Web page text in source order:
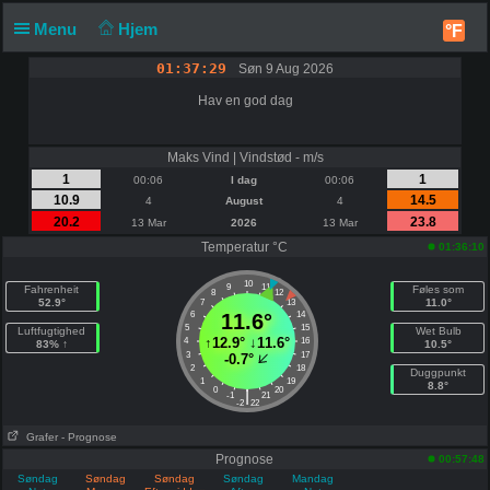
Menu Hjem °F
01:37:29 Søn 9 Aug 2026
Hav en god dag
Maks Vind | Vindstød - m/s
1
00:06 I dag 00:06
1
10.9
4 August 4
14.5
20.2
13 Mar 2026 13 Mar
23.8
Temperatur °C
01:36:10
Fahrenheit
52.9°
Luftfugtighed
83% ↑
10
9 11
8
12
7
13
6
14
5
15
4
16
3
17
2
18
1
19
0
20
-1 21
|
-2 22
11.6°
↑12.9°↓11.6°
-0.7°
Føles som
11.0°
Wet Bulb
10.5°
Duggpunkt
8.8°
Grafer - Prognose
Prognose
00:57:48
Søndag
Søndag
Søndag
Søndag
Mandag